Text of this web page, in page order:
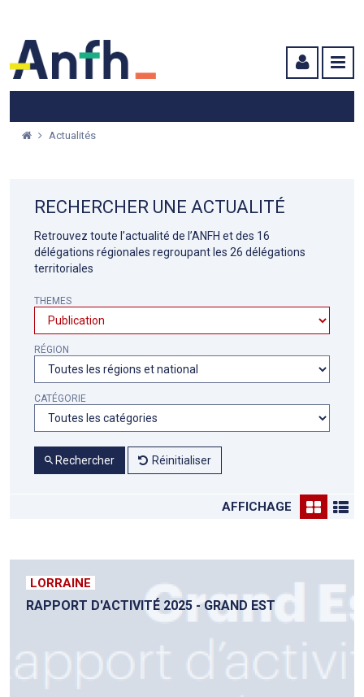
Actualités
RECHERCHER UNE ACTUALITÉ
Retrouvez toute l’actualité de l’ANFH et des 16
délégations régionales regroupant les 26 délégations
territoriales
THEMES
RÉGION
CATÉGORIE
Rechercher Réinitialiser
AFFICHAGE
LORRAINE
RAPPORT D'ACTIVITÉ 2025 - GRAND EST